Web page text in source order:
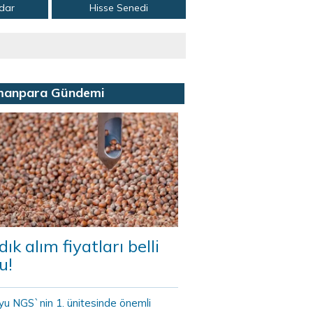
Hisse Senedi
Gündemi
alım fiyatları belli
NGS`nin 1. ünitesinde önemli